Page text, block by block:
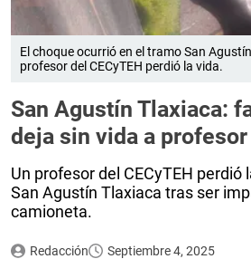
El choque ocurrió en el tramo San
profesor del CECyTEH perdió la vida.
San Agustín Tlaxiaca:
deja sin vida a profesor
Un profesor del CECyTEH perdió
San Agustín Tlaxiaca tras ser
camioneta.
Redacción Septiembre 4, 2025